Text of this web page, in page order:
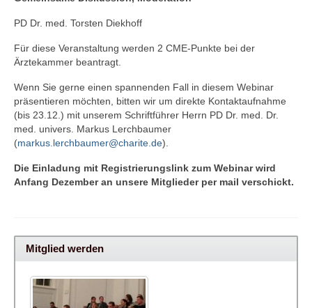
PD Dr. med. Torsten Diekhoff
Für diese Veranstaltung werden 2 CME-Punkte bei der
Ärztekammer beantragt.
Wenn Sie gerne einen spannenden Fall in diesem Webinar
präsentieren möchten, bitten wir um direkte Kontaktaufnahme
(bis 23.12.) mit unserem Schriftführer Herrn PD Dr. med. Dr.
med. univers. Markus Lerchbaumer
(markus.lerchbaumer@charite.de).
Die Einladung mit Registrierungslink zum Webinar wird
Anfang Dezember an unsere Mitglieder per mail verschickt.
Mitglied werden